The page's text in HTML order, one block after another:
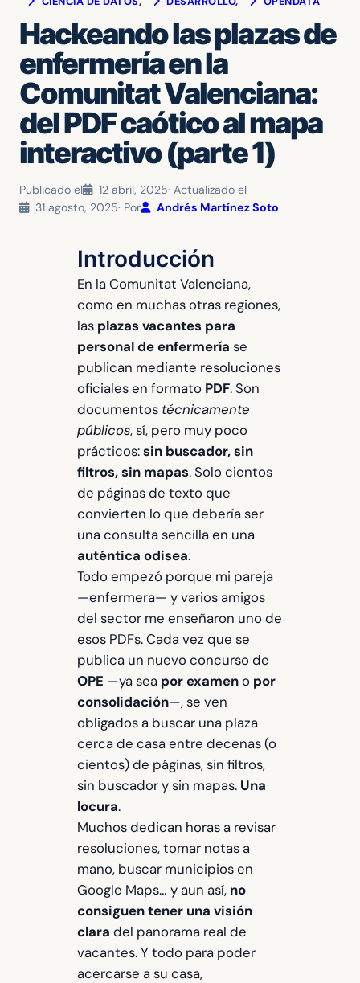
Hackeando las plazas de
enfermería en la
Comunitat Valenciana:
del PDF caótico al mapa
interactivo (parte 1)
Publicado el 12 abril, 2025· Actualizado el
31 agosto, 2025· Por Andrés Martínez Soto
Introducción
En la Comunitat Valenciana,
como en muchas otras regiones,
las plazas vacantes para
personal de enfermería se
publican mediante resoluciones
oficiales en formato PDF. Son
documentos técnicamente
públicos, sí, pero muy poco
prácticos:sin buscador, sin
filtros, sin mapas. Solo cientos
de páginas de texto que
convierten lo que debería ser
una consulta sencilla en una
auténtica odisea.
Todo empezó porque mi pareja
—enfermera— y varios amigos
del sector me enseñaron uno de
esos PDFs. Cada vez que se
publica un nuevo concurso de
OPE —ya sea por exameno por
consolidación—, se ven
obligados a buscar una plaza
cerca de casa entre decenas (o
cientos) de páginas, sin filtros,
sin buscador y sin mapas. Una
locura.
Muchos dedican horas a revisar
resoluciones, tomar notas a
mano, buscar municipios en
Google Maps… y aun así, no
consiguen tener una visión
clara del panorama real de
vacantes. Y todo para poder
acercarse a su casa,